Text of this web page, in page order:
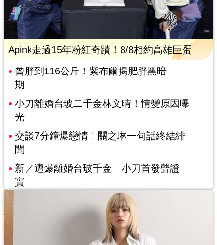
Apink走過15年粉紅奇蹟！8/8相約高雄巨蛋
曾胖到116公斤！紫布爾揭肥胖黑暗
期
小刀離婚台玻二千金林文晴！情變原因曝
光
交談7分鐘爆戀情！關之琳一句話終結緋
聞
新／遭爆離婚台玻千金 小刀首發聲證
實